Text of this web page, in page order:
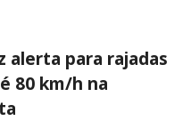
alerta para rajadas
80 km/h na